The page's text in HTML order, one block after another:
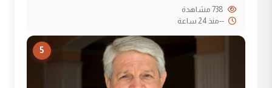
--منذ 24 ساعة
5